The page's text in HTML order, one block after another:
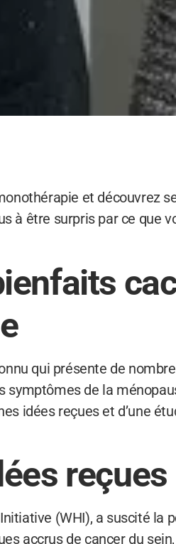
et découvrez
à être surpris par ce que
qui présente de
symptômes de la
idées reçues et d’une
reçues
(WHI), a suscité la
accrus de cancer du